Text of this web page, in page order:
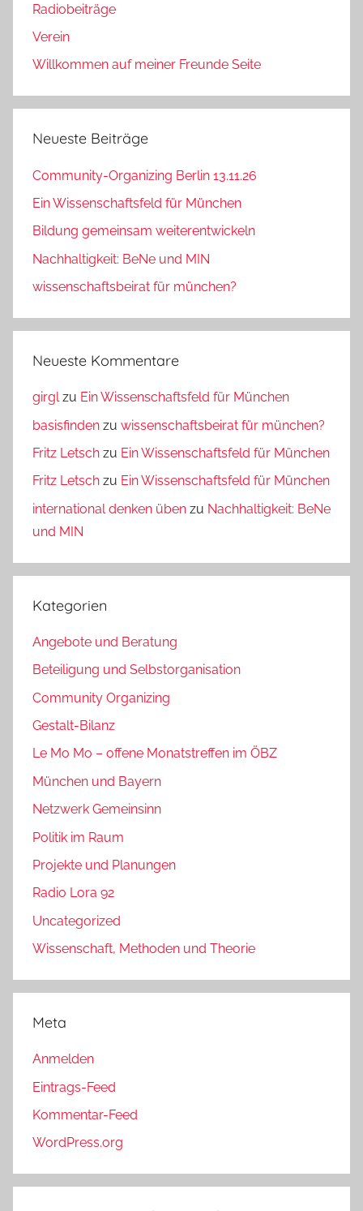
Radiobeiträge
Verein
Willkommen auf meiner Freunde Seite
Neueste Beiträge
Community-Organizing Berlin 13.11.26
Ein Wissenschaftsfeld für München
Bildung gemeinsam weiterentwickeln
Nachhaltigkeit: BeNe und MIN
wissenschaftsbeirat für münchen?
Neueste Kommentare
girglzu Ein Wissenschaftsfeld für München
basisfinden zu wissenschaftsbeirat für münchen?
Fritz Letsch zu Ein Wissenschaftsfeld für München
Fritz Letsch zu Ein Wissenschaftsfeld für München
international denken üben zu Nachhaltigkeit: BeNe
und MIN
Kategorien
Angebote und Beratung
Beteiligung und Selbstorganisation
Community Organizing
Gestalt-Bilanz
Le Mo Mo – offene Monatstreffen im ÖBZ
München und Bayern
Netzwerk Gemeinsinn
Politik im Raum
Projekte und Planungen
Radio Lora 92
Uncategorized
Wissenschaft, Methoden und Theorie
Meta
Anmelden
Eintrags-Feed
Kommentar-Feed
WordPress.org